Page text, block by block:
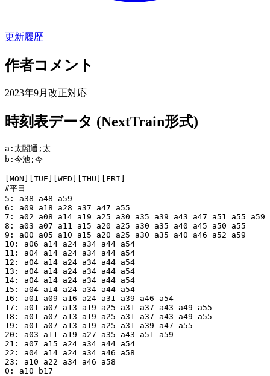
更新履歴
作者コメント
2023年9月改正対応
時刻表データ (NextTrain形式)
a:太閤通;太
b:今池;今
[MON][TUE][WED][THU][FRI]
#平日
5: a38 a48 a59
6: a09 a18 a28 a37 a47 a55
7: a02 a08 a14 a19 a25 a30 a35 a39 a43 a47 a51 a55 a59
8: a03 a07 a11 a15 a20 a25 a30 a35 a40 a45 a50 a55
9: a00 a05 a10 a15 a20 a25 a30 a35 a40 a46 a52 a59
10: a06 a14 a24 a34 a44 a54
11: a04 a14 a24 a34 a44 a54
12: a04 a14 a24 a34 a44 a54
13: a04 a14 a24 a34 a44 a54
14: a04 a14 a24 a34 a44 a54
15: a04 a14 a24 a34 a44 a54
16: a01 a09 a16 a24 a31 a39 a46 a54
17: a01 a07 a13 a19 a25 a31 a37 a43 a49 a55
18: a01 a07 a13 a19 a25 a31 a37 a43 a49 a55
19: a01 a07 a13 a19 a25 a31 a39 a47 a55
20: a03 a11 a19 a27 a35 a43 a51 a59
21: a07 a15 a24 a34 a44 a54
22: a04 a14 a24 a34 a46 a58
23: a10 a22 a34 a46 a58
0: a10 b17